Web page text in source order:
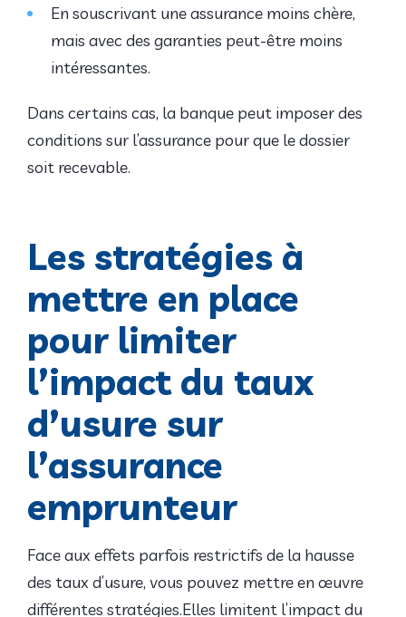
En souscrivant une assurance moins chère,
mais avec des garanties peut-être moins
intéressantes.
Dans certains cas, la banque peut imposer des
conditions sur l’assurance pour que le dossier
soit recevable.
Les stratégies à
mettre en place
pour limiter
l’impact du taux
d’usure sur
l’assurance
emprunteur
Face aux effets parfois restrictifs de la hausse
des taux d’usure, vous pouvez mettre en œuvre
différentes stratégies.Elles limitent l’impact du